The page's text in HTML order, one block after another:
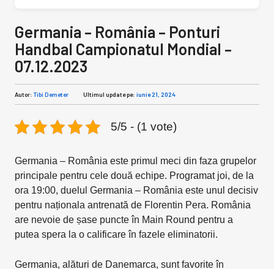
Germania – România – Ponturi
Handbal Campionatul Mondial –
07.12.2023
Autor: Tibi Demeter Ultimul update pe: iunie 21, 2024
5/5 - (1 vote)
Germania – România este primul meci din faza grupelor
principale pentru cele două echipe. Programat joi, de la
ora 19:00, duelul Germania – România este unul decisiv
pentru naționala antrenată de Florentin Pera. România
are nevoie de șase puncte în Main Round pentru a
putea spera la o calificare în fazele eliminatorii.
Germania, alături de Danemarca, sunt favorite în